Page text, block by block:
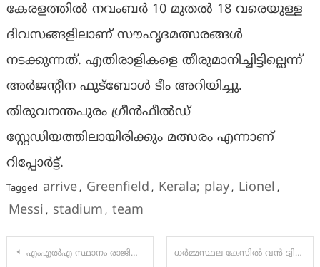
കേരളത്തിൽ നവംബര്‍ 10 മുതല്‍ 18 വരെയുള്ള
ദിവസങ്ങളിലാണ് സൗഹൃദമത്സരങ്ങള്‍
നടക്കുന്നത്. എതിരാളികളെ തീരുമാനിച്ചിട്ടില്ലെന്ന്
അർജൻ്റീന ഫുട്ബോൾ ടീം അറിയിച്ചു.
തിരുവനന്തപുരം ഗ്രീൻഫീൽഡ്
സ്റ്റേഡിയത്തിലായിരിക്കും മത്സരം എന്നാണ്
റിപ്പോര്‍ട്ട്.
Tagged arrive, Greenfield , Kerala; play, Lionel ,
Messi , stadium , team
Post
എംഎൽഎ സ്ഥാനം രാജിവയ്ക്കാൻ രാഹുലിന് സമ്മർദം; പരാതികളിൽ വിട്ടുവീഴ്ചയില്ലാത്ത നടപടി: വി.ഡി.സതീശൻ ധര്‍മ്മസ്ഥല കേസിൽ വന്‍ ട്വിസ്റ്റ്; വെളിപ്പെടുത്തല്‍ നടത്തിയ മുൻ ശുചീകരണ തൊഴിലാളി അറസ്റ്റിൽ, വെളിപ്പെടുത്തലുകൾ വ്യാജം